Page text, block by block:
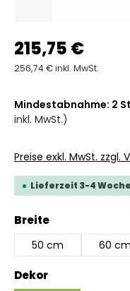
215,75 €
256,74 € inkl. MwSt.
Mindestabnahme: 2
inkl. MwSt.)
Preise exkl. MwSt. zzgl.
Lieferzeit 3-4
Breiteauswählen
50 cm 60 cm
Dekorauswählen